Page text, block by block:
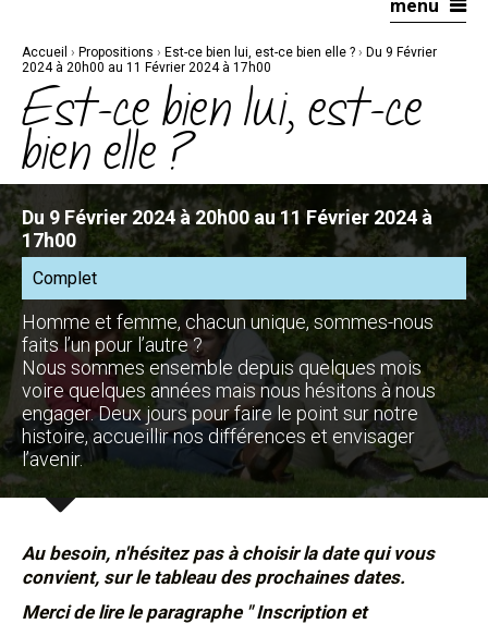
navigation
menu
Accueil › Propositions › Est-ce bien lui, est-ce bien elle ? › Du 9 Février
2024 à 20h00 au 11 Février 2024 à 17h00
Est-ce bien lui, est-ce
bien elle ?
Du 9 Février 2024 à 20h00 au 11 Février 2024 à
17h00
Complet
Homme et femme, chacun unique, sommes-nous
faits l’un pour l’autre ?
Nous sommes ensemble depuis quelques mois
voire quelques années mais nous hésitons à nous
engager. Deux jours pour faire le point sur notre
histoire, accueillir nos différences et envisager
l’avenir.
Au besoin, n'hésitez pas à choisir la date qui vous
convient, sur le tableau des prochaines dates.
Merci de lire le paragraphe " Inscription et